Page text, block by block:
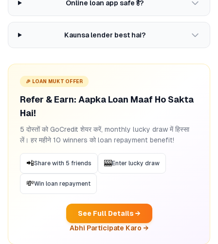
Online loan app safe है?
Kaunsa lender best hai?
🎉 LOAN MUKT OFFER
Refer & Earn: Aapka Loan Maaf Ho Sakta
Hai!
5 दोस्तों को GoCredit शेयर करें, monthly lucky draw में हिस्सा
लें। हर महीने 10 winners को loan repayment benefit!
📲Share with 5 friends 🎰Enter lucky draw
💸Win loan repayment
See Full Details →
Abhi Participate Karo →